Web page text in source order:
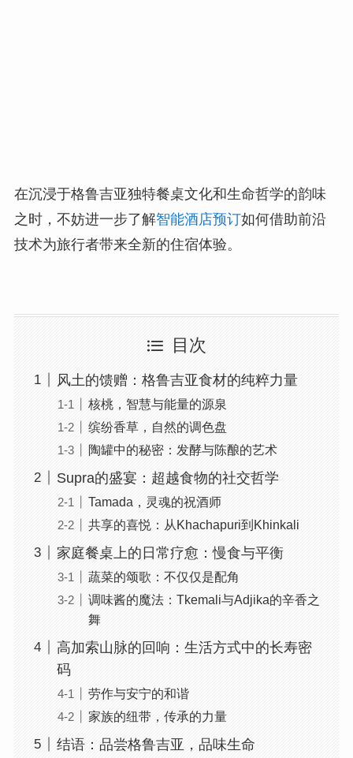
在沉浸于格鲁吉亚独特餐桌文化和生命哲学的韵味
之时，不妨进一步了解智能酒店预订如何借助前沿
技术为旅行者带来全新的住宿体验。
目次
风土的馈赠：格鲁吉亚食材的纯粹力量
核桃，智慧与能量的源泉
缤纷香草，自然的调色盘
陶罐中的秘密：发酵与陈酿的艺术
Supra的盛宴：超越食物的社交哲学
Tamada，灵魂的祝酒师
共享的喜悦：从Khachapuri到Khinkali
家庭餐桌上的日常疗愈：慢食与平衡
蔬菜的颂歌：不仅仅是配角
调味酱的魔法：Tkemali与Adjika的辛香之
舞
高加索山脉的回响：生活方式中的长寿密
码
劳作与安宁的和谐
家族的纽带，传承的力量
结语：品尝格鲁吉亚，品味生命